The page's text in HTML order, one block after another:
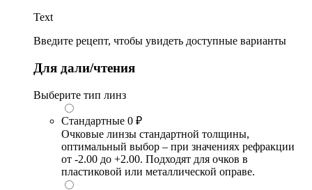
Text
Введите рецепт, чтобы увидеть доступные варианты
Для дали/чтения
Выберите тип линз
Стандартные 0 ₽
Очковые линзы стандартной толщины,
оптимальный выбор – при значениях рефракции
от -2.00 до +2.00. Подходят для очков в
пластиковой или металлической оправе.